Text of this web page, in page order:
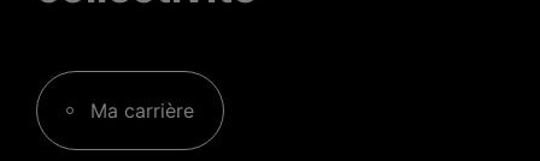
Ma carrière